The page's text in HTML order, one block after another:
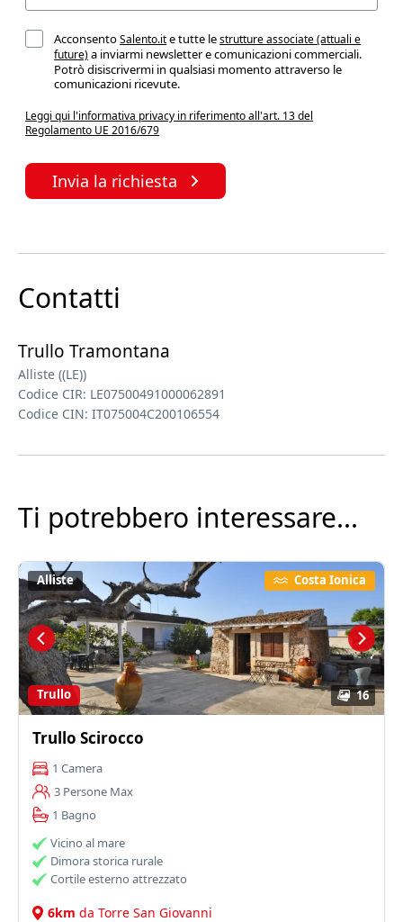
AcconsentoSalento.ite tutte lestrutture associate (attuali e
future)a inviarmi newsletter e comunicazioni commerciali.
Potrò disiscrivermi in qualsiasi momento attraverso le
comunicazioni ricevute.
Leggi qui l'informativa privacy in riferimento all'art. 13 del
Regolamento UE 2016/679
Invia la richiesta
Contatti
Trullo Tramontana
Alliste ((LE))
Codice CIR: LE07500491000062891
Codice CIN: IT075004C200106554
Ti potrebbero interessare...
16
Alliste Costa Ionica
Trullo
Trullo Scirocco
1 Camera
3 Persone Max
1 Bagno
Vicino al mare
Dimora storica rurale
Cortile esterno attrezzato
6km da Torre San Giovanni